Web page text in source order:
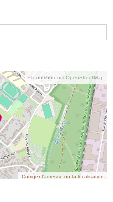
© contributeurs OpenStreetMap
Corriger l’adresse ou la localisation